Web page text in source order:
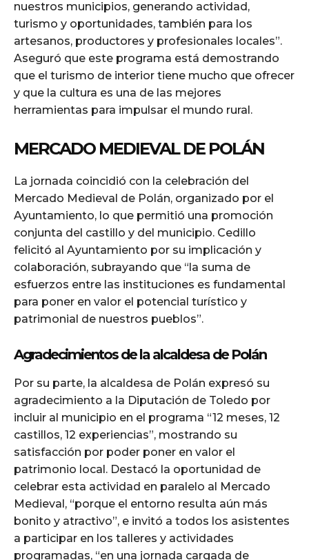
nuestros municipios, generando actividad,
turismo y oportunidades, también para los
artesanos, productores y profesionales locales”.
Aseguró que este programa está demostrando
que el turismo de interior tiene mucho que ofrecer
y que la cultura es una de las mejores
herramientas para impulsar el mundo rural.
MERCADO MEDIEVAL DE POLÁN
La jornada coincidió con la celebración del
Mercado Medieval de Polán, organizado por el
Ayuntamiento, lo que permitió una promoción
conjunta del castillo y del municipio. Cedillo
felicitó al Ayuntamiento por su implicación y
colaboración, subrayando que “la suma de
esfuerzos entre las instituciones es fundamental
para poner en valor el potencial turístico y
patrimonial de nuestros pueblos”.
Agradecimientos de la alcaldesa de Polán
Por su parte, la alcaldesa de Polán expresó su
agradecimiento a la Diputación de Toledo por
incluir al municipio en el programa “12 meses, 12
castillos, 12 experiencias”, mostrando su
satisfacción por poder poner en valor el
patrimonio local. Destacó la oportunidad de
celebrar esta actividad en paralelo al Mercado
Medieval, “porque el entorno resulta aún más
bonito y atractivo”, e invitó a todos los asistentes
a participar en los talleres y actividades
programadas, “en una jornada cargada de